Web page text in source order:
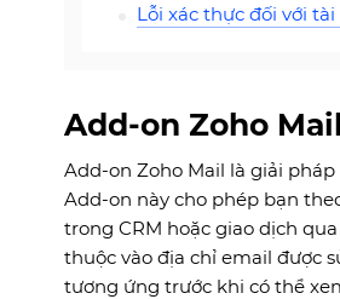
Lỗi xác thực đối với
Add-on Zoho Mail
Add-on Zoho Mail là giải pháp
Add-on này cho phép bạn
trong CRM hoặc giao dịch
thuộc vào địa chỉ email được
tương ứng trước khi có thể